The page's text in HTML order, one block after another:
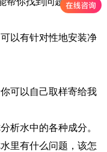
以有针对性地安装净
可以自己取样寄给我
水中的各种成分。
里有什么问题，该怎